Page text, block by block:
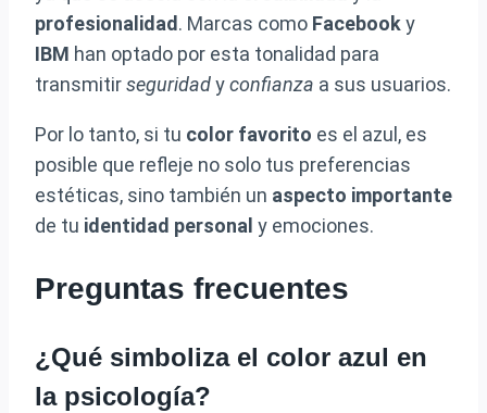
profesionalidad . Marcas como Facebooky
IBM han optado por esta tonalidad para
transmitirseguridadyconfianza a sus usuarios.
Por lo tanto, si tu color favorito es el azul, es
posible que refleje no solo tus preferencias
estéticas, sino también un aspecto importante
de tu identidad personal y emociones.
Preguntas frecuentes
¿Qué simboliza el color azul en
la psicología?